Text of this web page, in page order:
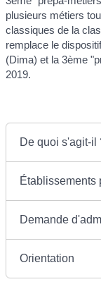
plusieurs métiers
classiques de la
remplace le
(Dima) et la 3ème
2019.
De quoi s'agit-il
Établissements
Demande
Orientation